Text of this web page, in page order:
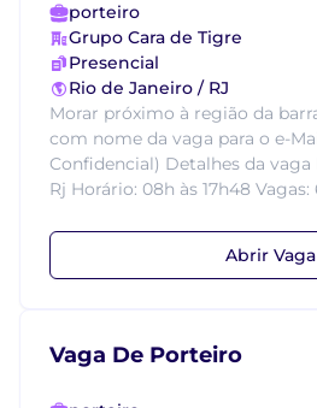
porteiro
Grupo Cara de Tigre
Presencial
Rio de Janeiro / RJ
Morar próximo à região da
com nome da vaga para o e-
Confidencial) Detalhes da
Rj Horário: 08h às 17h48 Vagas:
Abrir Vaga
Vaga De Porteiro